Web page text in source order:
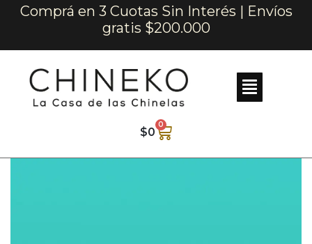
Comprá en 3 Cuotas Sin Interés | Envíos
gratis $200.000
$0
0